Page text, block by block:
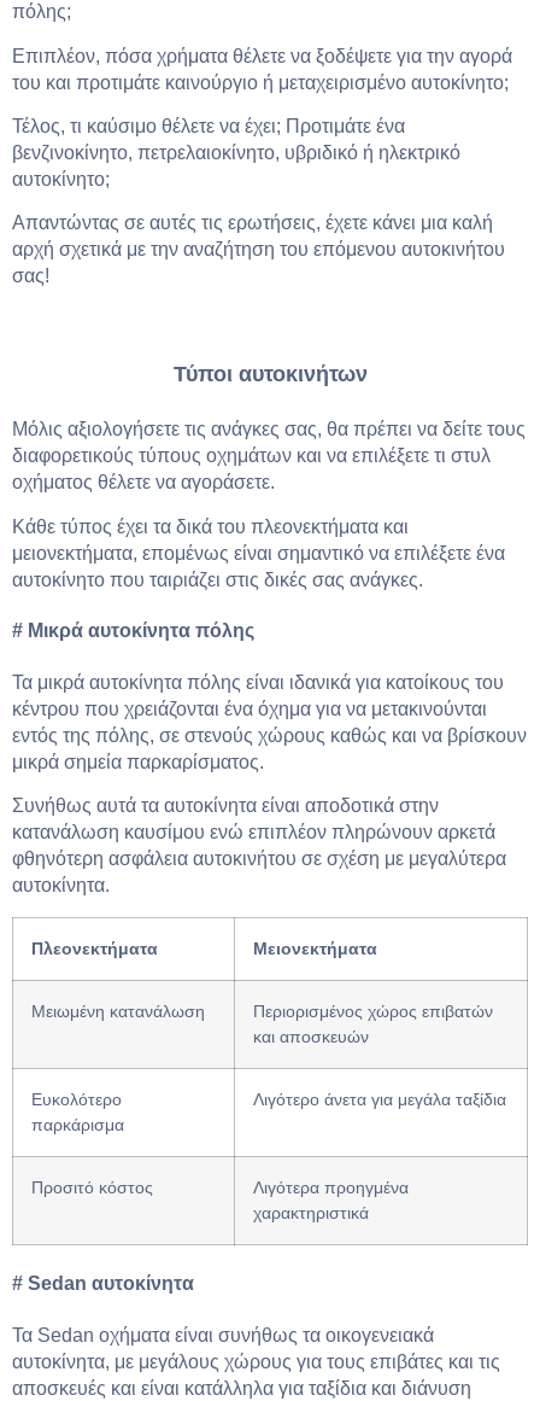
πόλης;
Επιπλέον, πόσα χρήματα θέλετε να ξοδέψετε για την αγορά
του και προτιμάτε καινούργιο ή μεταχειρισμένο αυτοκίνητο;
Τέλος, τι καύσιμο θέλετε να έχει; Προτιμάτε ένα
βενζινοκίνητο, πετρελαιοκίνητο, υβριδικό ή ηλεκτρικό
αυτοκίνητο;
Απαντώντας σε αυτές τις ερωτήσεις, έχετε κάνει μια καλή
αρχή σχετικά με την αναζήτηση του επόμενου αυτοκινήτου
σας!
Τύποι αυτοκινήτων
Μόλις αξιολογήσετε τις ανάγκες σας, θα πρέπει να δείτε τους
διαφορετικούς τύπους οχημάτων και να επιλέξετε τι στυλ
οχήματος θέλετε να αγοράσετε.
Κάθε τύπος έχει τα δικά του πλεονεκτήματα και
μειονεκτήματα, επομένως είναι σημαντικό να επιλέξετε ένα
αυτοκίνητο που ταιριάζει στις δικές σας ανάγκες.
# Μικρά αυτοκίνητα πόλης
Τα μικρά αυτοκίνητα πόλης είναι ιδανικά για κατοίκους του
κέντρου που χρειάζονται ένα όχημα για να μετακινούνται
εντός της πόλης, σε στενούς χώρους καθώς και να βρίσκουν
μικρά σημεία παρκαρίσματος.
Συνήθως αυτά τα αυτοκίνητα είναι αποδοτικά στην
κατανάλωση καυσίμου ενώ επιπλέον πληρώνουν αρκετά
φθηνότερη ασφάλεια αυτοκινήτου σε σχέση με μεγαλύτερα
αυτοκίνητα.
Πλεονεκτήματα Μειονεκτήματα
Μειωμένη κατανάλωση
Περιορισμένος χώρος επιβατών
και αποσκευών
Ευκολότερο
παρκάρισμα
Λιγότερο άνετα για μεγάλα ταξίδια
Προσιτό κόστος
Λιγότερα προηγμένα
χαρακτηριστικά
# Sedan αυτοκίνητα
Τα Sedan οχήματα είναι συνήθως τα οικογενειακά
αυτοκίνητα, με μεγάλους χώρους για τους επιβάτες και τις
αποσκευές και είναι κατάλληλα για ταξίδια και διάνυση